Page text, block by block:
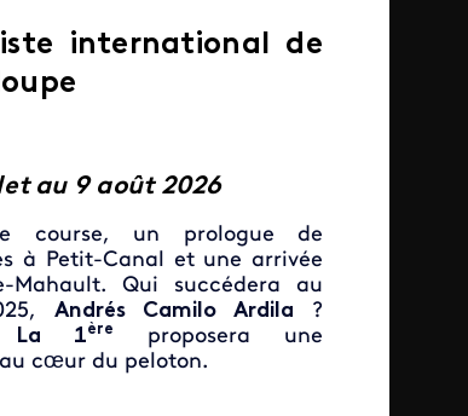
international de
au 9 août2026
course, un prologue de
à Petit-Canal et une arrivée
Mahault. Qui succédera au
Andrés Camilo Ardila ?
La 1ère
proposera une
cœur du peloton.